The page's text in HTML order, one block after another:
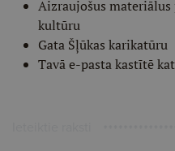
Aizraujošus
kultūru
Gata Šļūkas karikatūru
Tavā e-pasta kastītē